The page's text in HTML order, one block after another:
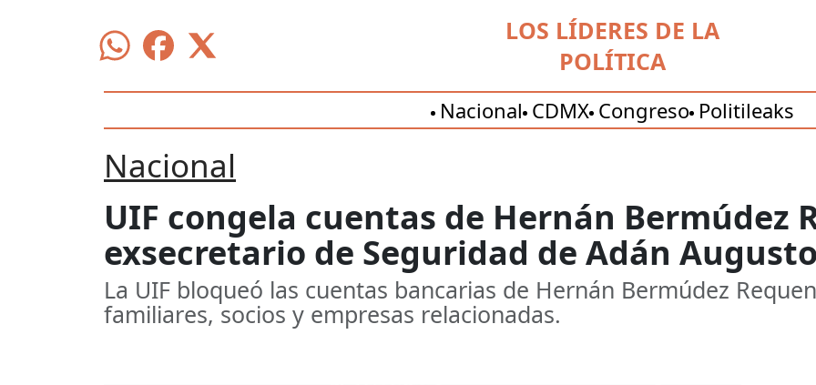
LOS LÍDERES DE LA
POLÍTICA
Nacional CDMX Congreso Politileaks
Nacional
UIF congela cuentas de Hernán Bermúdez
exsecretario de Seguridad de Adán Augusto
La UIF bloqueó las cuentas bancarias de Hernán Bermúdez
familiares, socios y empresas relacionadas.